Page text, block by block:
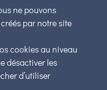
ne pouvons
par notre site
cookies au niveau
désactiver les
d’utiliser